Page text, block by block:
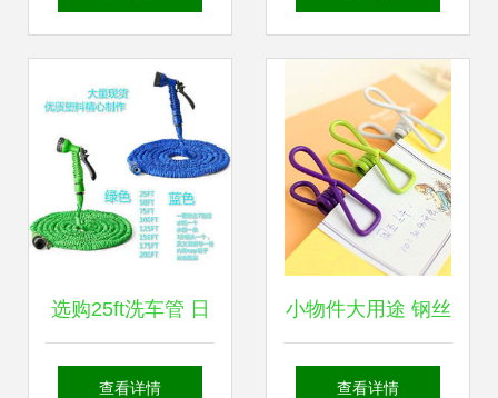
选购25ft洗车管 日
常清洁的好帮手
查看详情
小物件大用途 钢丝
小夹子的日用美学
查看详情